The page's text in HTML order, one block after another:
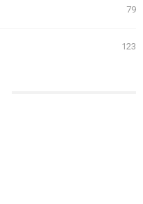
79
123